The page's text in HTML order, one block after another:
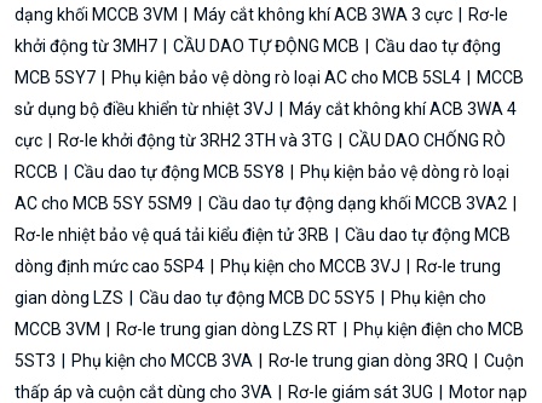
dạng khối MCCB 3VM
Máy cắt không khí ACB 3WA 3 cực
Rơ-le
khởi động từ 3MH7
CẦU DAO TỰ ĐỘNG MCB
Cầu dao tự động
MCB 5SY7
Phụ kiện bảo vệ dòng rò loại AC cho MCB 5SL4
MCCB
sử dụng bộ điều khiển từ nhiệt 3VJ
Máy cắt không khí ACB 3WA 4
cực
Rơ-le khởi động từ 3RH2 3TH và 3TG
CẦU DAO CHỐNG RÒ
RCCB
Cầu dao tự động MCB 5SY8
Phụ kiện bảo vệ dòng rò loại
AC cho MCB 5SY 5SM9
Cầu dao tự động dạng khối MCCB 3VA2
Rơ-le nhiệt bảo vệ quá tải kiểu điện tử 3RB
Cầu dao tự động MCB
dòng định mức cao 5SP4
Phụ kiện cho MCCB 3VJ
Rơ-le trung
gian dòng LZS
Cầu dao tự động MCB DC 5SY5
Phụ kiện cho
MCCB 3VM
Rơ-le trung gian dòng LZS RT
Phụ kiện điện cho MCB
5ST3
Phụ kiện cho MCCB 3VA Rơ-le trung gian dòng 3RQ
Cuộn
thấp áp và cuộn cắt dùng cho 3VA
Rơ-le giám sát 3UG
Motor nạp